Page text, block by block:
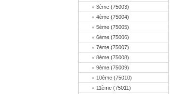
3ème (75003)
4ème (75004)
5ème (75005)
6ème (75006)
7ème (75007)
8ème (75008)
9ème (75009)
10ème (75010)
11ème (75011)